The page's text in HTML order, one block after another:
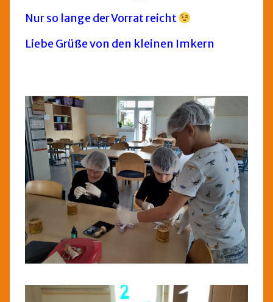
Nur so lange der Vorrat reicht
Liebe Grüße von den kleinen Imkern